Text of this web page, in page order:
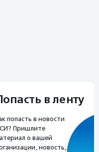
в ленту
попасть в новости
Пришлите
о вашей
новость,